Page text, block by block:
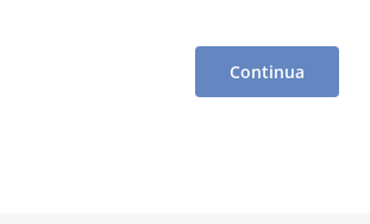
Continua